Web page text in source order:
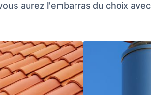
aurez l'embarras du choix